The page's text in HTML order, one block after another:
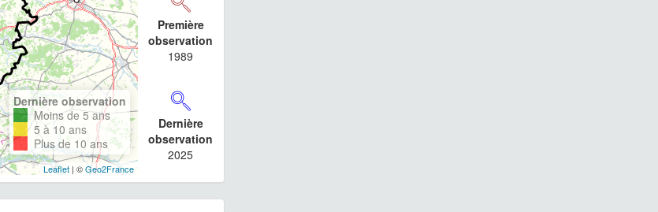
Dernière observation
Moins de 5 ans
5 à 10 ans
Plus de 10 ans
Leaflet| ©Geo2France
Première
observation
1989
Dernière
observation
2025